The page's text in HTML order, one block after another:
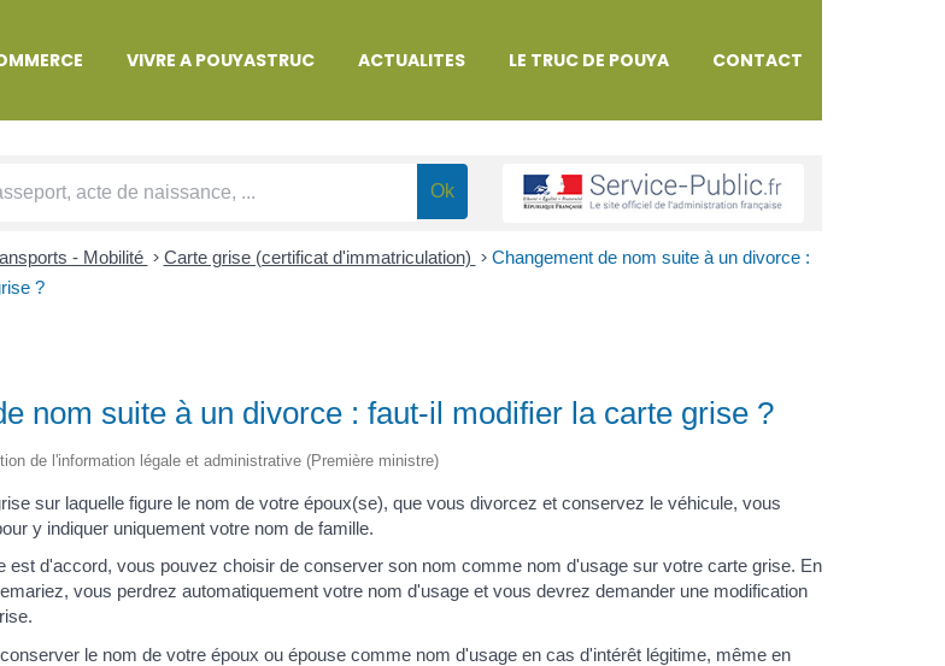
VIVRE A POUYASTRUC ACTUALITES LE TRUC DE POUYA CONTACT
ADMINISTRATIVES
- Mobilité > Carte grise (certificat d'immatriculation) > Changement de nom suite à un divorce :
?
nom suite à un divorce : faut-il modifier la carte grise ?
de l'information légale et administrative (Première ministre)
sur laquelle figure le nom de votre époux(se), que vous divorcez et conservez le véhicule, vous
y indiquer uniquement votre nom de famille.
est d'accord, vous pouvez choisir de conserver son nom comme nom d'usage sur votre carte grise. En
vous perdrez automatiquement votre nom d'usage et vous devrez demander une modification
le nom de votre époux ou épouse comme nom d'usage en cas d'intérêt légitime, même en